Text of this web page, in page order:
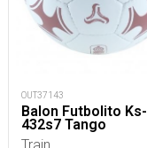
OUT37143
Balon Futbolito Ks-
432s7 Tango